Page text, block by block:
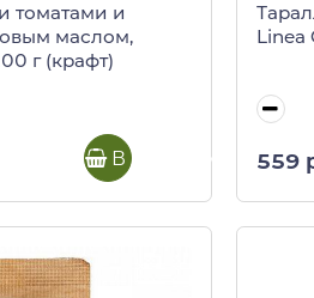
томатами и
маслом,
г (крафт)
В корзину
Linea
559